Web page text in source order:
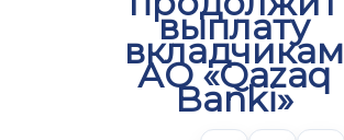
выплату
вкладчикам
АО «Qazaq
Banki»